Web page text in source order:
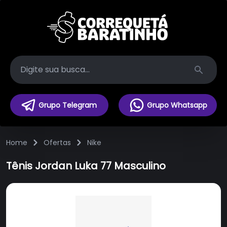
Search
Grupo Telegram Grupo Whatsapp
Home Ofertas Nike
Tênis Jordan Luka 77 Masculino